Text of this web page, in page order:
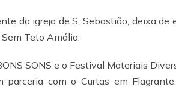
da igreja de S. Sebastião, deixa de
Teto Amália.
SONS e o Festival Materiais
com o Curtas em